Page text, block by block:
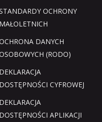
OCHRONY
MAŁOLETNICH
DANYCH
(RODO)
DEKLARACJA
DOSTĘPNOŚCI CYFROWEJ
DEKLARACJA
DOSTĘPNOŚCI APLIKACJI